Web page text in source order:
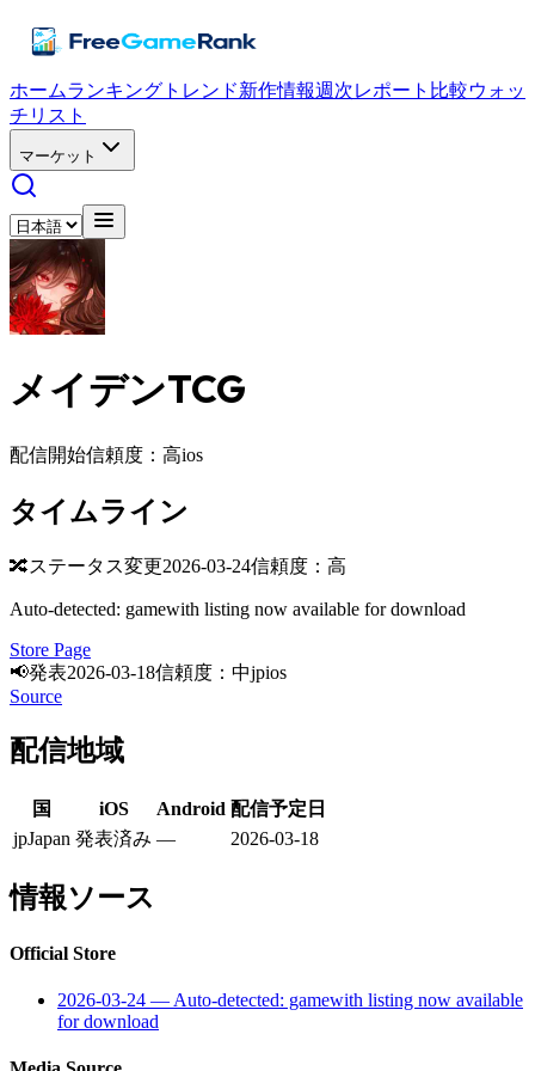
ホームランキング トレンド新作情報週次レポート 比較ウォッ
チリスト
マーケット
メイデンTCG
配信開始信頼度：高ios
タイムライン
🔀ステータス変更2026-03-24信頼度：高
Auto-detected: gamewith listing now available for download
Store Page
📢発表2026-03-18信頼度：中jpios
Source
配信地域
国 iOS Android 配信予定日
jpJapan 発表済み — 2026-03-18
情報ソース
Official Store
2026-03-24 — Auto-detected: gamewith listing now available
for download